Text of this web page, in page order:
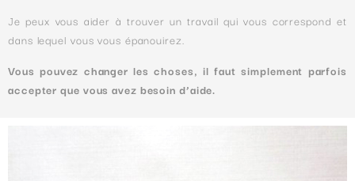
Je peux vous aider à trouver un travail qui vous correspond et
dans lequel vous vous épanouirez.
Vous pouvez changer les choses, il faut simplement parfois
accepter que vous avez besoin d’aide.